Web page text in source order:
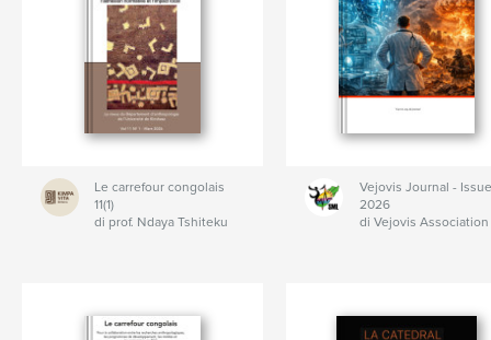
Le carrefour congolais
11(1)
di prof. Ndaya Tshiteku
Vejovis Journal -
2026
di Vejovis Association